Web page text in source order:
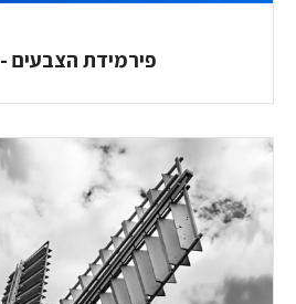
פירמידת הצבעים - TSL11